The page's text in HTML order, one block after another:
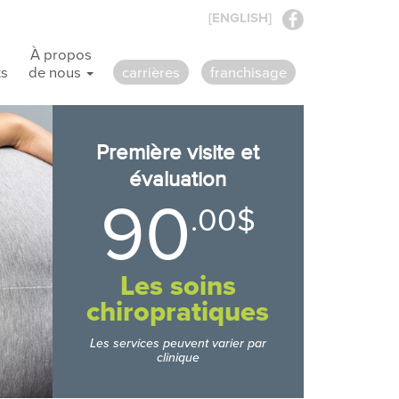
[ENGLISH]
À propos
de nous
carrières franchisage
Première visite et
évaluation
90.00$
Les soins
chiropratiques
Les services peuvent varier par
clinique